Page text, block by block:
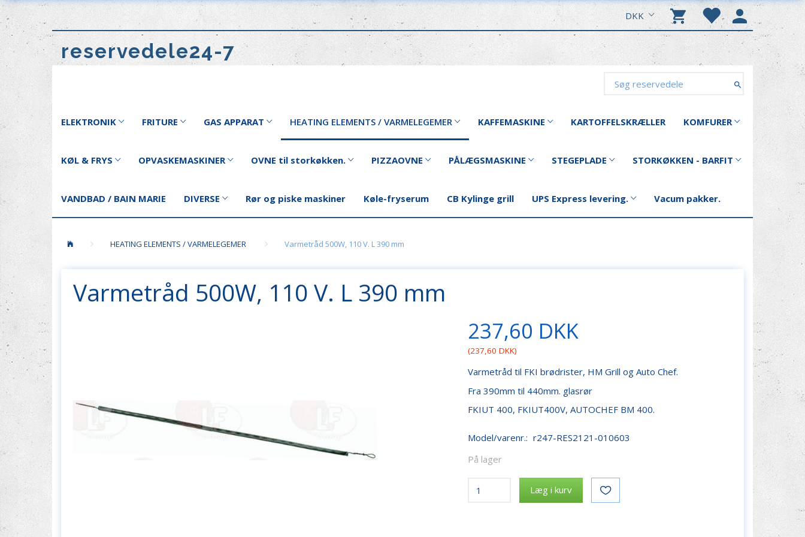
DKK
reservedele24-7
ELEKTRONIK FRITURE GAS APPARAT HEATING ELEMENTS / VARMELEGEMER KAFFEMASKINE KARTOFFELSKRÆLLER KOMFURER
KØL & FRYS OPVASKEMASKINER OVNE til storkøkken. PIZZAOVNE PÅLÆGSMASKINE STEGEPLADE STORKØKKEN - BARFIT
VANDBAD / BAIN MARIE DIVERSE Rør og piske maskiner Køle-fryserum CB Kylinge grill UPS Express levering. Vacum pakker.
HEATING ELEMENTS / VARMELEGEMER Varmetråd 500W, 110 V. L 390 mm
Varmetråd 500W, 110 V. L 390 mm
237,60 DKK
(237,60 DKK)
Varmetråd til FKI brødrister, HM Grill og Auto Chef.
Fra 390mm til 440mm. glasrør
FKIUT 400, FKIUT400V, AUTOCHEF BM 400.
Model/varenr.: r247-RES2121-010603
På lager
Læg i kurv